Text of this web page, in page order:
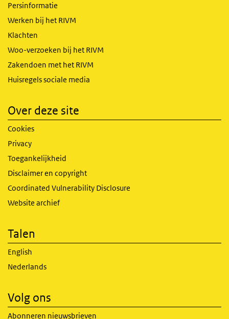
Persinformatie
Werken bij het RIVM
Klachten
Woo-verzoeken bij het RIVM
Zakendoen met het RIVM
Huisregels sociale media
Over deze site
Cookies
Privacy
Toegankelijkheid
Disclaimer en copyright
Coordinated Vulnerability Disclosure
Website archief
Talen
English
Nederlands
Volg ons
Abonneren nieuwsbrieven